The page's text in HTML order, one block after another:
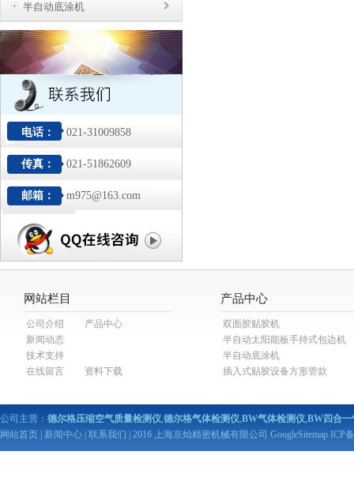
半自动底涂机
电话： 021-31009858
传真： 021-51862609
邮箱： m975@163.com
网站栏目
公司介绍
产品中心
新闻动态
技术支持
在线留言
资料下载
产品中心
双面胶贴胶机
半自动太阳能板手持式包边机
半自动底涂机
插入式贴胶设备方形管款
公司主营： 德尔格压缩空气质量检测仪,德尔格气体检测仪,BW气体检测仪,BW四合一
网站首页
新闻中心 联系我们 | 2016 上海京灿精密机械有限公司 GoogleSitemap ICP